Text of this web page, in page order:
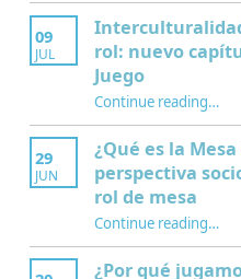
09
JUL
rol: nuevo
Juego
Continue reading“Interculturalidad, educación y juegos de rol: nuevo capítulo sobre el Mentor del Juego”
…
29
JUN
¿Qué es la
perspectiva
rol de mesa
Continue reading“¿Qué es la Mesa de juego? Una perspectiva sociológica de los juegos de rol de mesa”
…
¿Por qué